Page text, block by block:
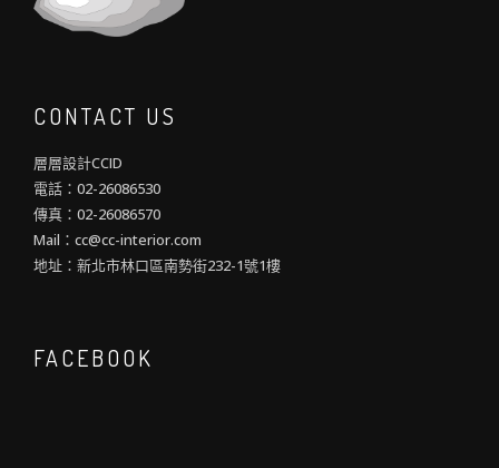
CONTACT US
層層設計CCID
電話：02-26086530
傳真：02-26086570
Mail：cc@cc-interior.com
地址：新北市林口區南勢街232-1號1樓
FACEBOOK